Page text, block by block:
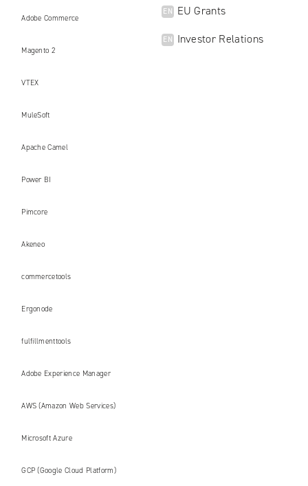
Adobe Commerce
Magento 2
VTEX
MuleSoft
Apache Camel
Power BI
Pimcore
Akeneo
commercetools
Ergonode
fulfillmenttools
Adobe Experience Manager
AWS (Amazon Web Services)
Microsoft Azure
GCP (Google Cloud Platform)
EN EU Grants
EN Investor Relations